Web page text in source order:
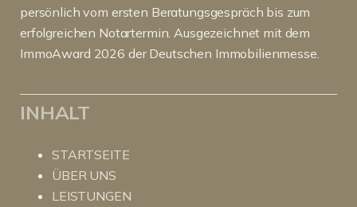
persönlich vom ersten Beratungsgespräch bis zum
erfolgreichen Notartermin. Ausgezeichnet mit dem
ImmoAward 2026 der Deutschen Immobilienmesse.
INHALT
STARTSEITE
ÜBER UNS
LEISTUNGEN